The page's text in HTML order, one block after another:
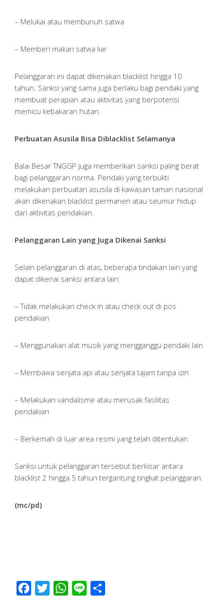
– Melukai atau membunuh satwa
– Memberi makan satwa liar
Pelanggaran ini dapat dikenakan blacklist hingga 10
tahun. Sanksi yang sama juga berlaku bagi pendaki yang
membuat perapian atau aktivitas yang berpotensi
memicu kebakaran hutan.
Perbuatan Asusila Bisa Diblacklist Selamanya
Balai Besar TNGGP juga memberikan sanksi paling berat
bagi pelanggaran norma. Pendaki yang terbukti
melakukan perbuatan asusila di kawasan taman nasional
akan dikenakan blacklist permanen atau seumur hidup
dari aktivitas pendakian.
Pelanggaran Lain yang Juga Dikenai Sanksi
Selain pelanggaran di atas, beberapa tindakan lain yang
dapat dikenai sanksi antara lain:
– Tidak melakukan check in atau check out di pos
pendakian
– Menggunakan alat musik yang mengganggu pendaki lain
– Membawa senjata api atau senjata tajam tanpa izin
– Melakukan vandalisme atau merusak fasilitas
pendakian
– Berkemah di luar area resmi yang telah ditentukan
Sanksi untuk pelanggaran tersebut berkisar antara
blacklist 2 hingga 5 tahun tergantung tingkat pelanggaran.
(mc/pd)
Facebook
Twitter WhatsApp
Line